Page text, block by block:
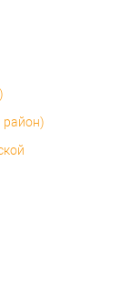
район)